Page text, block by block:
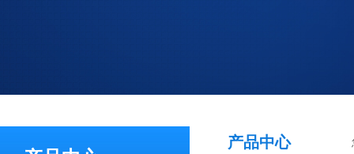
产品中心